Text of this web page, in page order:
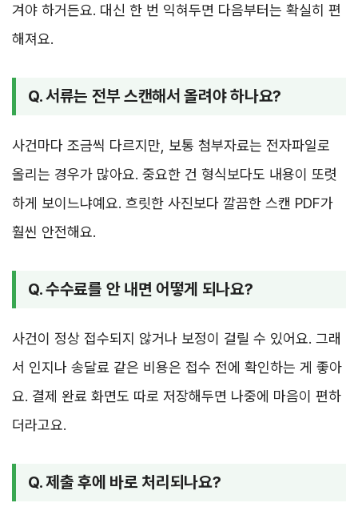
겨야 하거든요. 대신 한 번 익혀두면 다음부터는 확실히 편
해져요.
Q. 서류는 전부 스캔해서 올려야 하나요?
사건마다 조금씩 다르지만, 보통 첨부자료는 전자파일로
올리는 경우가 많아요. 중요한 건 형식보다도 내용이 또렷
하게 보이느냐예요. 흐릿한 사진보다 깔끔한 스캔 PDF가
훨씬 안전해요.
Q. 수수료를 안 내면 어떻게 되나요?
사건이 정상 접수되지 않거나 보정이 걸릴 수 있어요. 그래
서 인지나 송달료 같은 비용은 접수 전에 확인하는 게 좋아
요. 결제 완료 화면도 따로 저장해두면 나중에 마음이 편하
더라고요.
Q. 제출 후에 바로 처리되나요?